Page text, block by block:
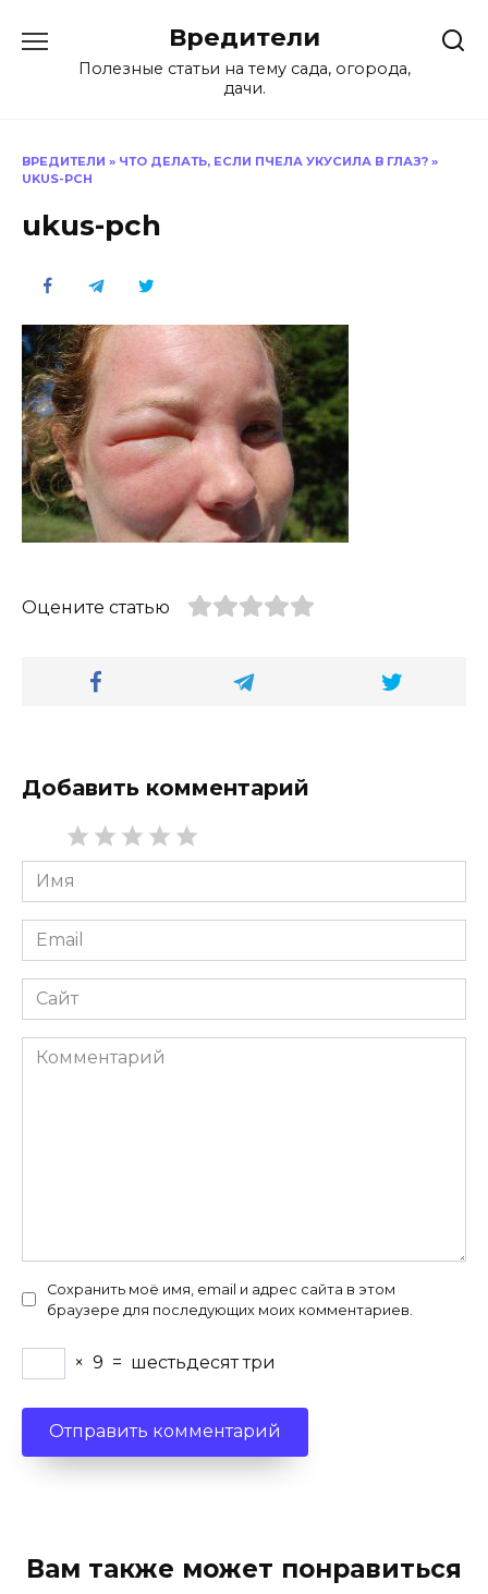
содержанию
Вредители
Полезные статьи на тему сада, огорода,
дачи.
ВРЕДИТЕЛИ » ЧТО ДЕЛАТЬ, ЕСЛИ ПЧЕЛА УКУСИЛА В ГЛАЗ? »
UKUS-PCH
ukus-pch
Оцените статью
Добавить комментарий
Имя
*
Email
*
Сайт
Комментарий
Сохранить моё имя, email и адрес сайта в этом
браузере для последующих моих комментариев.
× 9 = шестьдесят три
Вам также может понравиться